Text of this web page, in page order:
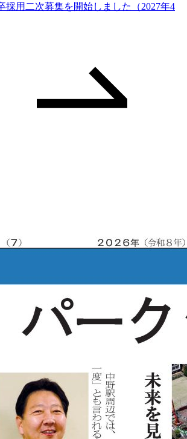
採用二次募集を開始しました（2027年4